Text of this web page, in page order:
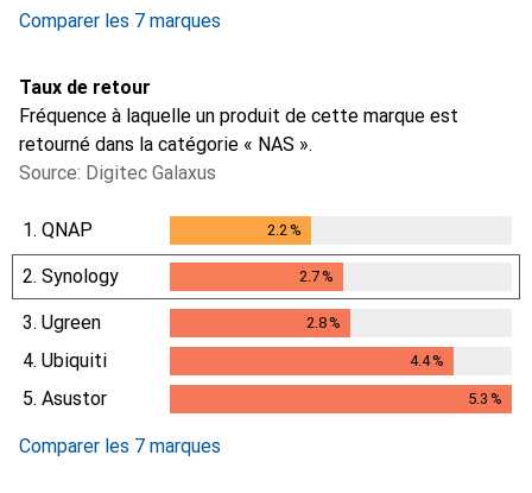
Comparer les 7 marques
Taux de retour
Fréquence à laquelle un produit de cette marque est
retourné dans la catégorie « NAS ».
Source: Digitec Galaxus
1. QNAP 2.2 %
2. Synology 2.7%
3. Ugreen 2.8%
4. Ubiquiti 4.4%
5. Asustor 5.3 %
Comparer les 7 marques